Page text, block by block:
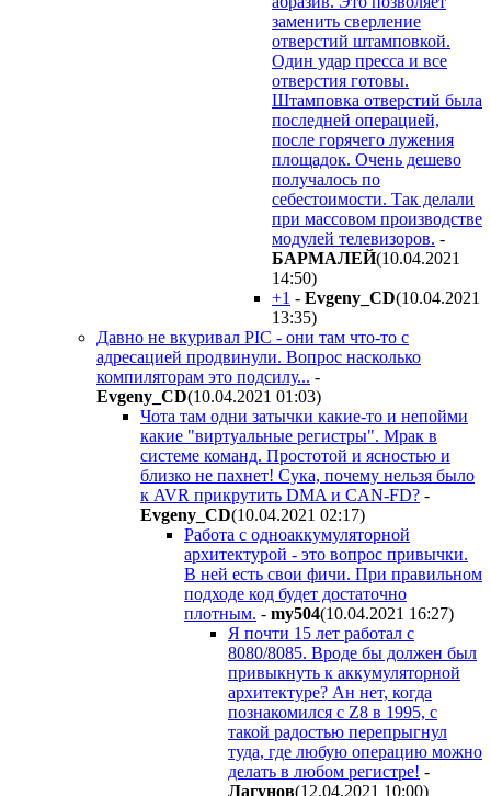
заменить сверление
отверстий штамповкой.
Один удар пресса и все
отверстия готовы.
Штамповка отверстий была
последней операцией,
после горячего лужения
площадок. Очень дешево
получалось по
себестоимости. Так делали
при массовом производстве
модулей телевизоров. -
БAPMAЛEЙ(10.04.2021
14:50)
+1 - Evgeny_CD(10.04.2021
13:35)
Давно не вкуривал PIC - они там что-то с
адресацией продвинули. Вопрос насколько
компиляторам это подсилу... -
Evgeny_CD(10.04.2021 01:03)
Чота там одни затычки какие-то и непойми
какие "виртуальные регистры". Мрак в
системе команд. Простотой и ясностью и
близко не пахнет! Сука, почему нельзя было
к AVR прикрутить DMA и CAN-FD? -
Evgeny_CD(10.04.2021 02:17)
Работа с одноаккумуляторной
архитектурой - это вопрос привычки.
В ней есть свои фичи. При правильном
подходе код будет достаточно
плотным. - my504(10.04.2021 16:27)
Я почти 15 лет работал с
8080/8085. Вроде бы должен был
привыкнуть к аккумуляторной
архитектуре? Ан нет, когда
познакомился с Z8 в 1995, с
такой радостью перепрыгнул
туда, где любую операцию можно
делать в любом регистре! -
Лaгyнoв(12.04.2021 10:00)